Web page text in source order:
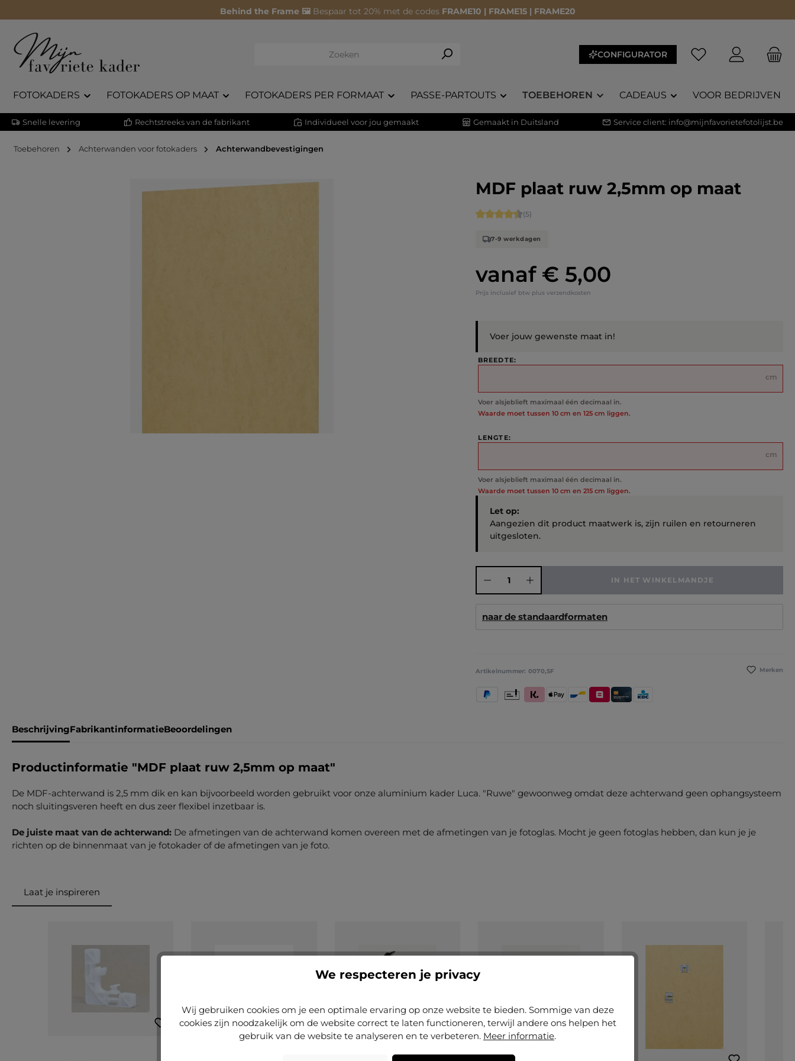
Behind the Frame 🖼️ Bespaar tot 20% met de codes FRAME10 | FRAME15 | FRAME20
CONFIGURATOR Je hebt 0 items op
FOTOKADERS FOTOKADERS OP MAAT FOTOKADERS PER FORMAAT PASSE-PARTOUTS TOEBEHOREN CADEAUS VOOR BEDRIJVEN
Snelle levering Rechtstreeks van de fabrikant Individueel voor jou gemaakt Gemaakt in Duitsland Service client: info@mijnfavorietefotolijst.be
Toebehoren Achterwanden voor fotokaders Achterwandbevestigingen
MDF plaat ruw 2,5mm op maat
Normale prijs:
vanaf€ 5,00
Prijs inclusief btw plus verzendkosten
Gemiddelde score van 4.6 op 5 sterren
(5)
7-9 werkdagen
Voer jouw gewenste maat in!
BREEDTE:
cm
Voer alsjeblieft maximaal één decimaal in.
Waarde moet tussen 10 cm en 125 cm liggen.
LENGTE:
cm
Voer alsjeblieft maximaal één decimaal in.
Waarde moet tussen 10 cm en 215 cm liggen.
Let op:
Aangezien dit product maatwerk is, zijn ruilen en retourneren
uitgesloten.
IN HET WINKELMANDJE
naar de standaardformaten
Merken
Artikelnummer: 0070,SF
PayPal Klarna (Achteraf betalen / In delen betalen / Direct betalen)
Apple PayBancontact
BelfiusKredietkaart / Bankkaart
KBC/CBC Payment Button
Vooruitbetaling
BeschrijvingFabrikantinformatieBeoordelingen
Productinformatie "MDF plaat ruw 2,5mm op maat"
De MDF-achterwand is 2,5 mm dik en kan bijvoorbeeld worden gebruikt voor onze aluminium kader Luca. "Ruwe" gewoonweg omdat deze achterwand geen ophangsysteem
noch sluitingsveren heeft en dus zeer flexibel inzetbaar is.
De juiste maat van de achterwand: De afmetingen van de achterwand komen overeen met de afmetingen van je fotoglas. Mocht je geen fotoglas hebben, dan kun je je
richten op de binnenmaat van je fotokader of de afmetingen van je foto.
Laat je inspireren
We respecteren je privacy
Wij gebruiken cookies om je een optimale ervaring op onze website te bieden. Sommige van deze
cookies zijn noodzakelijk om de website correct te laten functioneren, terwijl andere ons helpen het
gebruik van de website te analyseren en te verbeteren. Meer informatie.